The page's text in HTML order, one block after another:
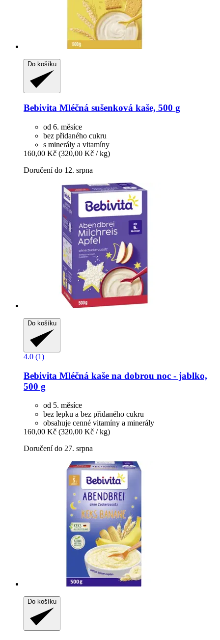
Do košíku
Bebivita Mléčná sušenková kaše, 500 g
od 6. měsíce
bez přidaného cukru
s minerály a vitamíny
160,00 Kč (320,00 Kč / kg)
Doručení do 12. srpna
Do košíku
4.0 (1)
Bebivita Mléčná kaše na dobrou noc -​ jablko,
500 g
od 5. měsíce
bez lepku a bez přidaného cukru
obsahuje cenné vitamíny a minerály
160,00 Kč (320,00 Kč / kg)
Doručení do 27. srpna
Do košíku